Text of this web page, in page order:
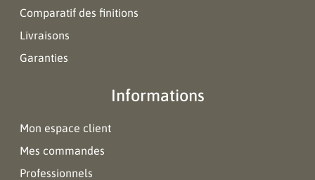
Comparatif des finitions
Livraisons
Garanties
Informations
Mon espace client
Mes commandes
Professionnels